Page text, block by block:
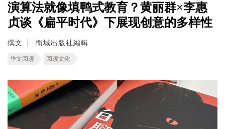
演算法就像填鸭式教育？黄丽群×李惠
贞谈《扁平时代》下展现创意的多样性
撰文 衛城出版社編輯
华文阅读 阅读文化